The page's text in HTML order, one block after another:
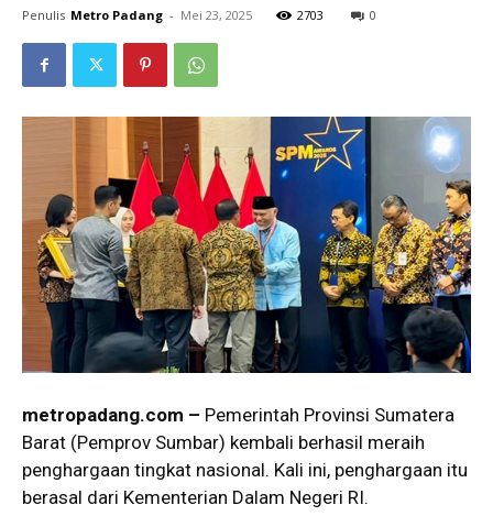
Penulis Metro Padang - Mei 23, 2025 2703 0
metropadang.com – Pemerintah Provinsi Sumatera
Barat (Pemprov Sumbar) kembali berhasil meraih
penghargaan tingkat nasional. Kali ini, penghargaan itu
berasal dari Kementerian Dalam Negeri RI.